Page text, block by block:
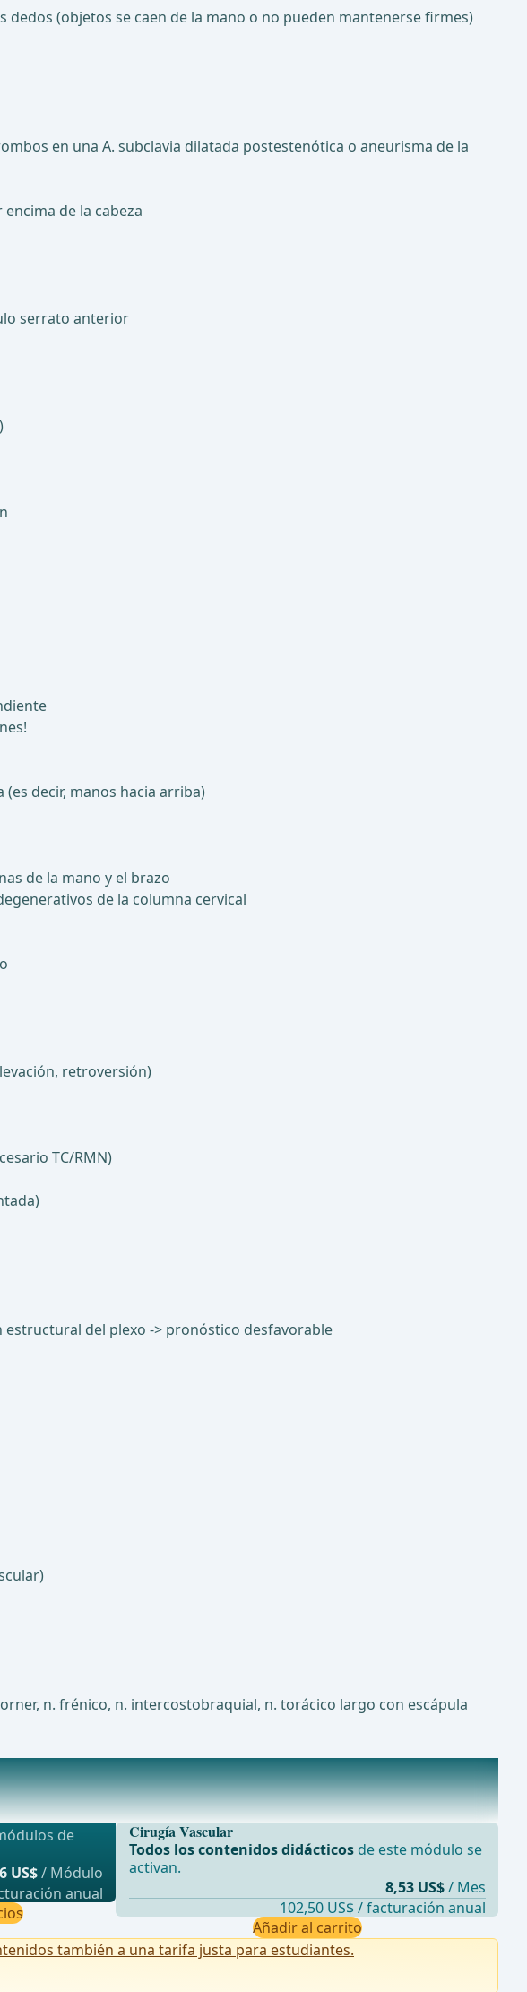
(objetos se caen de la mano o no pueden mantenerse firmes)
en una A. subclavia dilatada postestenótica o aneurisma de la
de la cabeza
serrato anterior
decir, manos hacia arriba)
de la mano y el brazo
de la columna cervical
retroversión)
TC/RMN)
del plexo -> pronóstico desfavorable
n. frénico, n. intercostobraquial, n. torácico largo con escápula
de
US$/ Módulo
anual
Cirugía Vascular
Todos los contenidos didácticosde este módulo se
activan.
8,53 US$ / Mes
102,50 US$ / facturación anual
Añadir al carrito
también a una tarifa justa para estudiantes.